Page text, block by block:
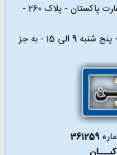
تهران - خیابان فاطمی غربی - روبروی سفارت پاکستان - پلاک 260 -
شنبه الی چهارشنبه 9 الی 18 - پنج شنبه 9 الی 15 - به جز
361259